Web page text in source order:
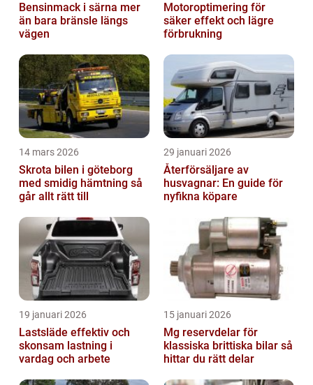
Bensinmack i särna mer
än bara bränsle längs
vägen
Motoroptimering för
säker effekt och lägre
förbrukning
14 mars 2026
Skrota bilen i göteborg
med smidig hämtning så
går allt rätt till
29 januari 2026
Återförsäljare av
husvagnar: En guide för
nyfikna köpare
19 januari 2026
Lastsläde effektiv och
skonsam lastning i
vardag och arbete
15 januari 2026
Mg reservdelar för
klassiska brittiska bilar så
hittar du rätt delar